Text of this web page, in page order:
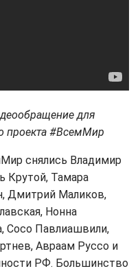
для
проекта #ВсемМир
снялись Владимир
Крутой, Тамара
Дмитрий Маликов,
Нонна
Сосо Павлиашвили,
Авраам Руссо и
РФ. Большинство